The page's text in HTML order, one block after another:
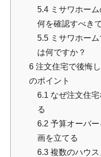
5.4 ミサワホー
何を確認すべき
5.5 ミサワホー
は何ですか？
6 注文住宅で後悔
のポイント
6.1 なぜ注文住
る
6.2 予算オーバ
画を立てる
6.3 複数のハウ